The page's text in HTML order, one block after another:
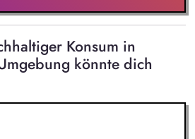
Konsum in
könnte dich